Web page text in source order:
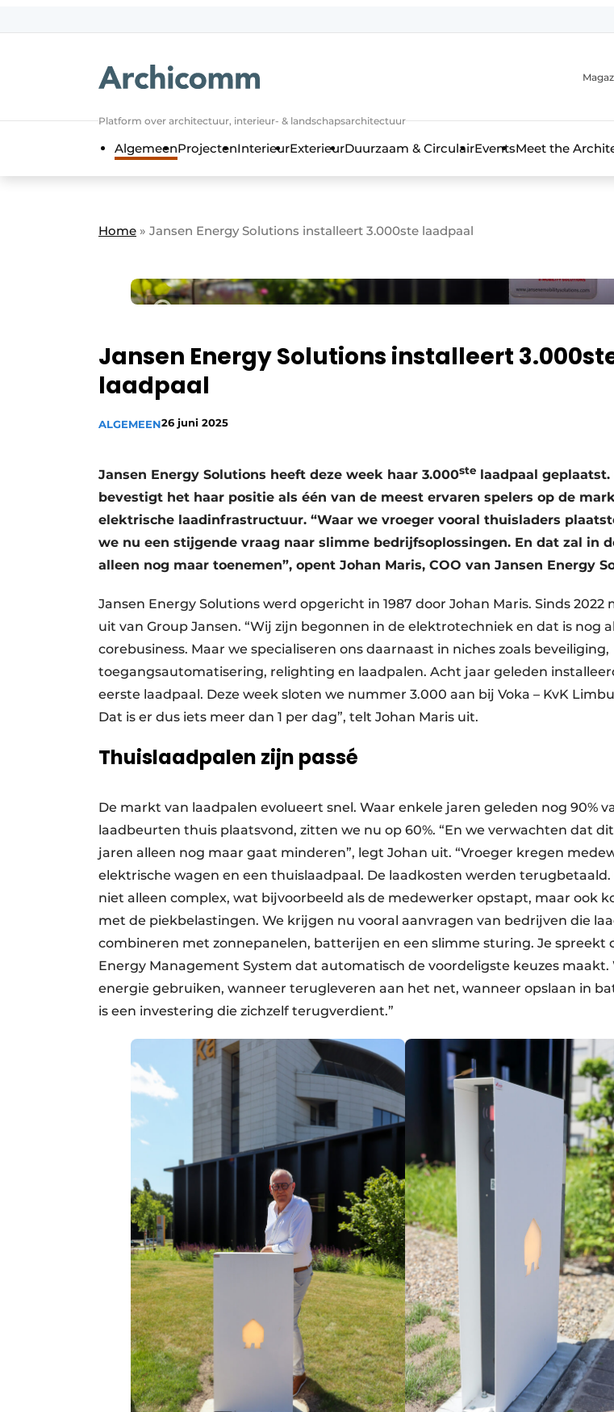
Platform over architectuur, interieur- & landschapsarchitectuur
AlgemeenProjectenInterieurExterieurDuurzaam & CirculairEventsMeet the
Home » Jansen Energy Solutions installeert 3.000ste laadpaal
Jansen Energy Solutions installeert
laadpaal
ALGEMEEN26 juni 2025
Jansen Energy Solutions heeft deze week haar 3.000ste laadpaal geplaatst.
bevestigt het haar positie als één van de meest ervaren spelers op de
elektrische laadinfrastructuur. “Waar we vroeger vooral thuisladers
we nu een stijgende vraag naar slimme bedrijfsoplossingen. En dat zal in
alleen nog maar toenemen”, opent Johan Maris, COO van Jansen Energy
Jansen Energy Solutions werd opgericht in 1987 door Johan Maris. Sinds 2022
uit van Group Jansen. “Wij zijn begonnen in de elektrotechniek en dat is nog
corebusiness. Maar we specialiseren ons daarnaast in niches zoals beveiliging,
toegangsautomatisering, relighting en laadpalen. Acht jaar geleden
eerste laadpaal. Deze week sloten we nummer 3.000 aan bij Voka – KvK
Dat is er dus iets meer dan 1 per dag”, telt Johan Maris uit.
Thuislaadpalen zijn passé
De markt van laadpalen evolueert snel. Waar enkele jaren geleden nog 90%
laadbeurten thuis plaatsvond, zitten we nu op 60%. “En we verwachten dat
jaren alleen nog maar gaat minderen”, legt Johan uit. “Vroeger kregen
elektrische wagen en een thuislaadpaal. De laadkosten werden terugbetaald.
niet alleen complex, wat bijvoorbeeld als de medewerker opstapt, maar ook
met de piekbelastingen. We krijgen nu vooral aanvragen van bedrijven die
combineren met zonnepanelen, batterijen en een slimme sturing. Je spreekt
Energy Management System dat automatisch de voordeligste keuzes maakt.
energie gebruiken, wanneer terugleveren aan het net, wanneer opslaan in
is een investering die zichzelf terugverdient.”